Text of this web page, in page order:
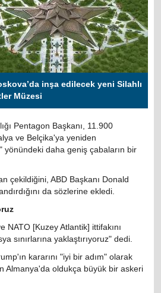
inşa edilecek yeni Silahlı
Müzesi
Pentagon Başkanı, 11.900
ve Belçika'ya yeniden
yönündeki daha geniş çabaların bir
çekildiğini, ABD Başkanı Donald
da sözlerine ekledi.
NATO [Kuzey Atlantik] ittifakını
sınırlarına yaklaştırıyoruz" dedi.
kararını "iyi bir adım" olarak
Almanya'da oldukça büyük bir askeri